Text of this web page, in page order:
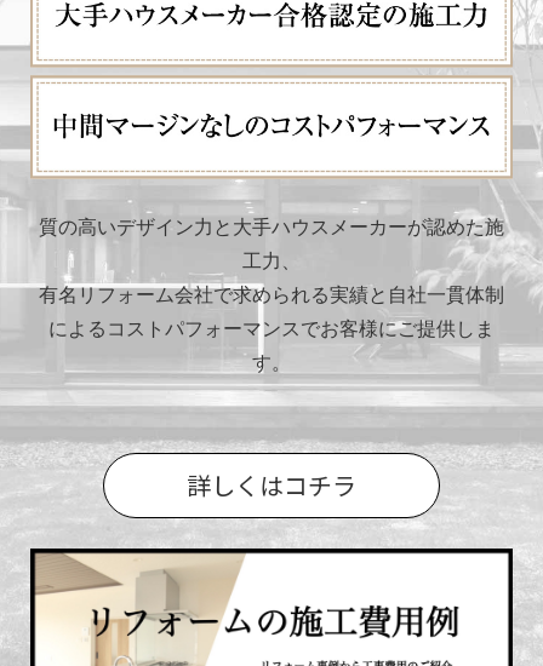
質の高いデザイン力と大手ハウスメーカーが認めた施
工力、
有名リフォーム会社で求められる実績と自社一貫体制
によるコストパフォーマンスでお客様にご提供しま
す。
詳しくはコチラ